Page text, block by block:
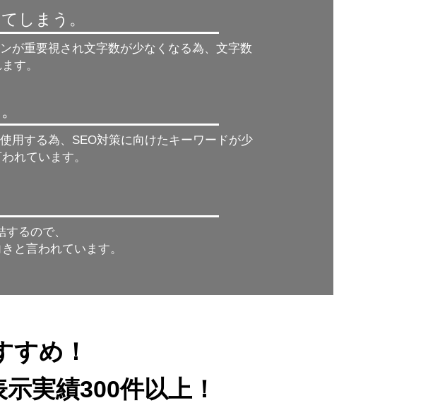
しまう。
が重要視され文字数が少なくなる為、文字数
す。
用する為、 SEO対策に向けたキーワードが少
れています。
るので、
と言われています。
すめ！
示実績300件以上！